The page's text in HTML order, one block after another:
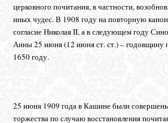
церковного почитания, в частности,
иных чудес. В 1908 году на повторную
согласие Николая II, а в следующем году
Анны 25 июня (12 июня ст. ст.) – годовщину
1650 году.
25 июня 1909 года в Кашине были
торжества по случаю восстановления